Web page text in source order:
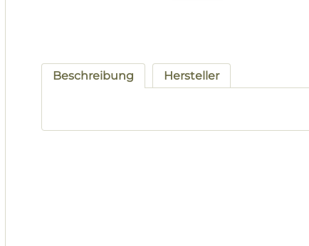
Beschreibung Hersteller